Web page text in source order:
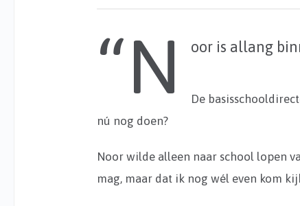
“N oor is allang
De
nú nog doen?
Noor wilde alleen naar school lopen
mag, maar dat ik nog wél even kom